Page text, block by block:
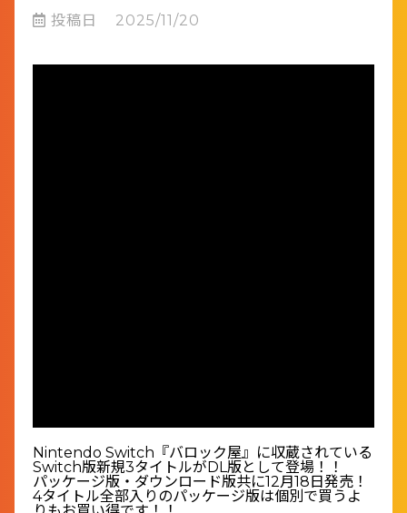
投稿日 2025/11/20
Nintendo Switch『バロック屋』に収蔵されている
Switch版新規3タイトルがDL版として登場！！
パッケージ版・ダウンロード版共に12月18日発売！
4タイトル全部入りのパッケージ版は個別で買うよ